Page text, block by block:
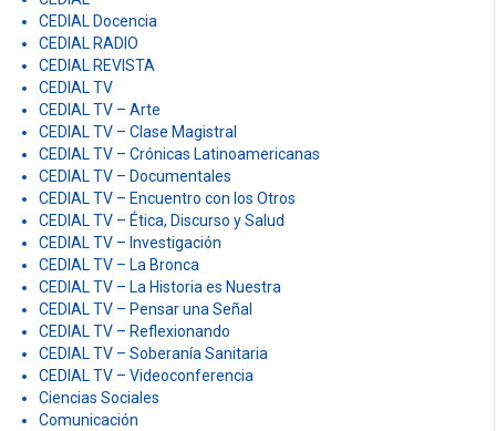
CEDIAL Docencia
CEDIAL RADIO
CEDIAL REVISTA
CEDIAL TV
CEDIAL TV – Arte
CEDIAL TV – Clase Magistral
CEDIAL TV – Crónicas Latinoamericanas
CEDIAL TV – Documentales
CEDIAL TV – Encuentro con los Otros
CEDIAL TV – Ética, Discurso y Salud
CEDIAL TV – Investigación
CEDIAL TV – La Bronca
CEDIAL TV – La Historia es Nuestra
CEDIAL TV – Pensar una Señal
CEDIAL TV – Reflexionando
CEDIAL TV – Soberanía Sanitaria
CEDIAL TV – Videoconferencia
Ciencias Sociales
Comunicación